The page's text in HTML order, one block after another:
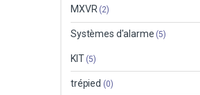
MXVR (2)
Systèmes d'alarme (5)
KIT (5)
trépied (0)